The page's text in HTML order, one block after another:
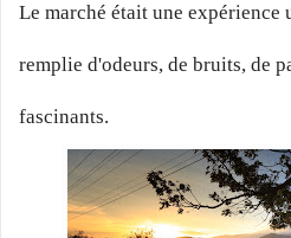
Le marché était une expérience
remplie d'odeurs, de bruits, de
fascinants.